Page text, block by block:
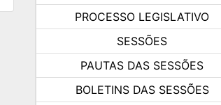
PROCESSO LEGISLATIVO
SESSÕES
PAUTAS DAS SESSÕES
BOLETINS DAS SESSÕES